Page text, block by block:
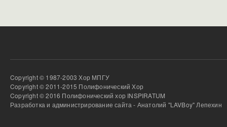
Copyright © 1987-2003 Хор МПГУ
Copyright © 2011-2015 Полифонический Хор
Copyright © 2016 Полифонический хор INSPIRATUM
Разработка и администрирование сайта - Анатолий "LAVBoy" Лепехин